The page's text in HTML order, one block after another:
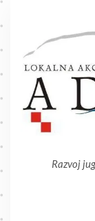
Skip
Razvoj